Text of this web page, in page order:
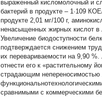
выраженный кисломолочный и
бактерий в продукте – 1·109
продукте 2,01 мг/100 г,
ненасыщенных жирных кислот в
Увеличение биодоступности
подтверждается снижением
их перевариваемости на 9,90
отнести его к «растительному
страдающим
сравнимыми с коммерческими